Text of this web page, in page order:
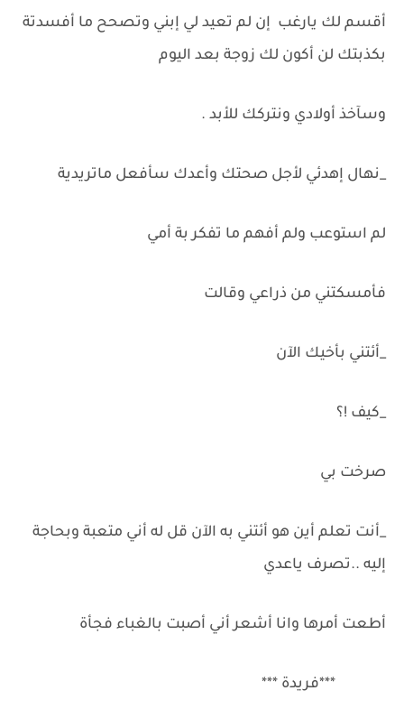
أقسم لك يارغب إن لم تعيد لي إبني وتصحح ما أفسدتة
بكذبتك لن أكون لك زوجة بعد اليوم
وسآخذ أولادي ونتركك للأبد .
_نهال إهدئي لأجل صحتك وأعدك سأفعل ماتريدية
لم استوعب ولم أفهم ما تفكر بة أمي
فأمسكتني من ذراعي وقالت
_أئتني بأخيك الآن
_كيف !؟
صرخت بي
_أنت تعلم أين هو أئتني به الآن قل له أني متعبة وبحاجة
إليه ..تصرف ياعدي
أطعت أمرها وانا أشعر أني أصبت بالغباء فجأة
***فريدة ***